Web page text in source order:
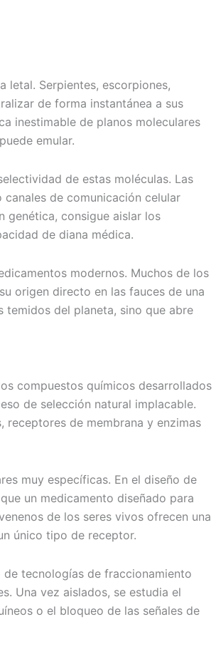
letal. Serpientes, escorpiones,
de forma instantánea a sus
inestimable de planos moleculares
emular.
de estas moléculas. Las
de comunicación celular
genética, consigue aislar los
de diana médica.
modernos. Muchos de los
origen directo en las fauces de una
temidos del planeta, sino que abre
compuestos químicos desarrollados
de selección natural implacable.
receptores de membrana y enzimas
muy específicas. En el diseño de
un medicamento diseñado para
de los seres vivos ofrecen una
único tipo de receptor.
tecnologías de fraccionamiento
Una vez aislados, se estudia el
o el bloqueo de las señales de